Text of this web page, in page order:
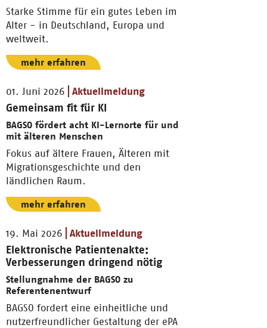
Starke Stimme für ein gutes Leben im
Alter - in Deutschland, Europa und
weltweit.
mehr erfahren
01. Juni 2026 Aktuellmeldung
Gemeinsam fit für KI
BAGSO fördert acht KI-Lernorte für und
mit älteren Menschen
Fokus auf ältere Frauen, Älteren mit
Migrationsgeschichte und den
ländlichen Raum.
mehr erfahren
19. Mai 2026 Aktuellmeldung
Elektronische Patientenakte:
Verbesserungen dringend nötig
Stellungnahme der BAGSO zu
Referentenentwurf
BAGSO fordert eine einheitliche und
nutzerfreundlicher Gestaltung der ePA